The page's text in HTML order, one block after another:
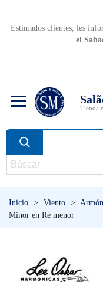
Estimados clientes, les
el
Tienda
Inicio > Viento >
Minor en Ré menor